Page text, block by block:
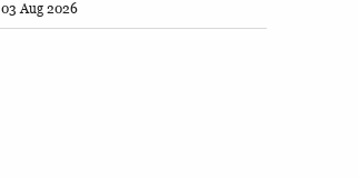
03 Aug 2026